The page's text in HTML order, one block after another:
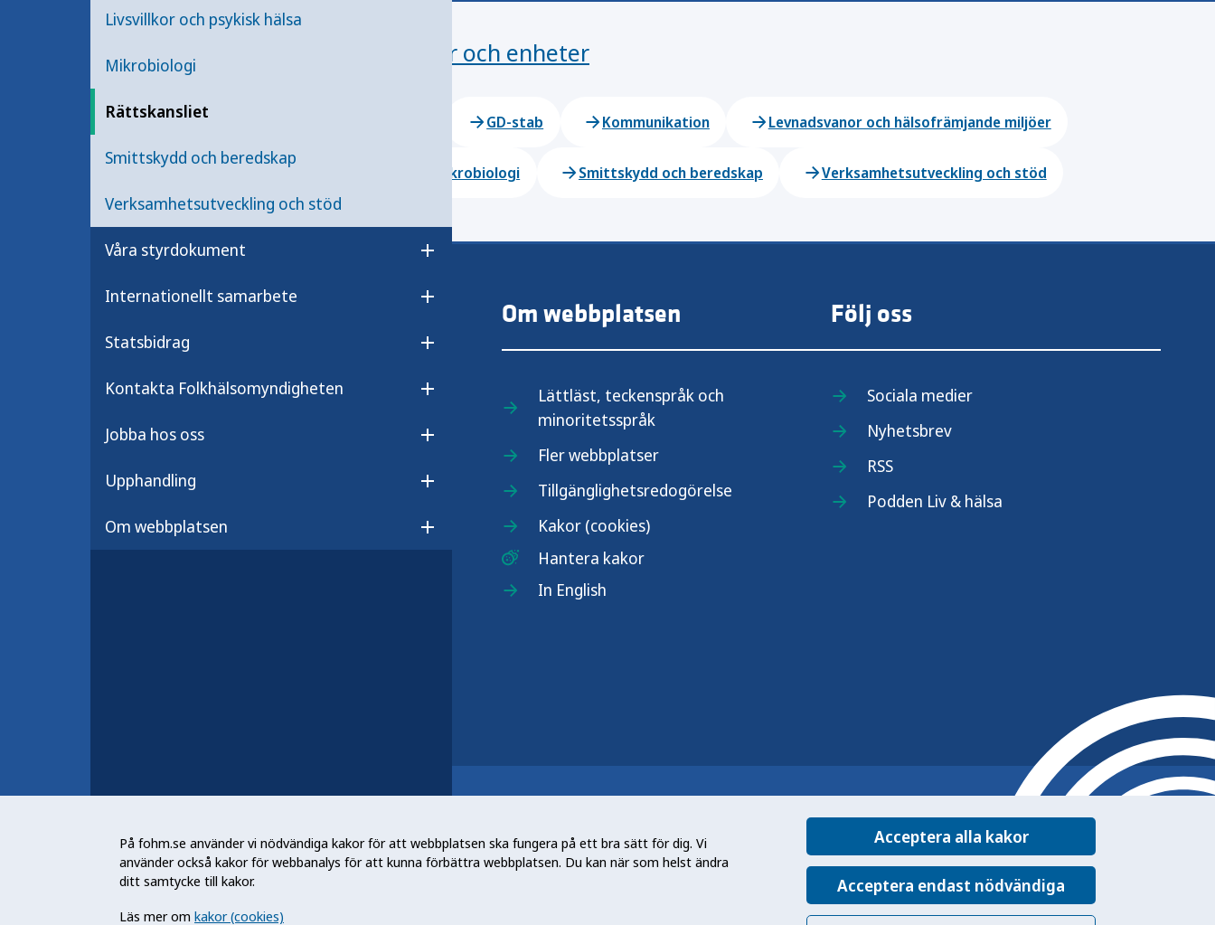
På fohm.se använder vi nödvändiga kakor för att webbplatsen ska fungera på ett bra sätt för dig. Vi
använder också kakor för webbanalys för att kunna förbättra webbplatsen. Du kan när som helst ändra
ditt samtycke till kakor.
Läs mer om kakor (cookies)
Acceptera alla kakor
Acceptera endast nödvändiga
Livsvillkor och psykisk hälsa
Mikrobiologi
Rättskansliet
Smittskydd och beredskap
Verksamhetsutveckling och stöd
Våra styrdokument
Öppna undermeny för Våra styrdokument
Internationellt samarbete
Öppna undermeny för Internationellt samarbete
Statsbidrag
Öppna undermeny för Statsbidrag
Kontakta Folkhälsomyndigheten
Öppna undermeny för Kontakta Folkhälsomyndigheten
Jobba hos oss
Öppna undermeny för Jobba hos oss
Upphandling
Öppna undermeny för Upphandling
Om webbplatsen
Öppna undermeny för Om webbplatsen
Mer att läsa inom Avdelningar och enheter
Folkhälsoanalys och datautveckling GD-stab Kommunikation Levnadsvanor och hälsofrämjande miljöer
Livsvillkor och psykisk hälsa Mikrobiologi Smittskydd och beredskap Verksamhetsutveckling och stöd
info@folkhalsomyndigheten.se
svarstjanst@folkhalsomyndigheten.se
Telefon till växeln:
Fler kontaktuppgifter
Om webbplatsen
Lättläst, teckenspråk och
minoritetsspråk
Fler webbplatser
Tillgänglighetsredogörelse
Kakor (cookies)
Hantera kakor
In English
Följ oss
Sociala medier
Nyhetsbrev
RSS
Podden Liv & hälsa
arbetar för en bättre folkhälsa. Det gör myndigheten genom att utveckla
och stödja samhällets arbete med att främja hälsa, förebygga ohälsa och
skydda mot hälsohot. Vår vision är en folkhälsa som stärker samhällets